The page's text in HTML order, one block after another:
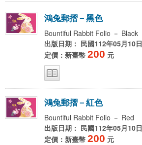
鴻兔郵摺－黑色
Bountiful Rabbit Folio － Black
出版日期： 民國112年05月10日
定價：新臺幣 200 元
鴻兔郵摺－紅色
Bountiful Rabbit Folio － Red
出版日期： 民國112年05月10日
定價：新臺幣 200 元